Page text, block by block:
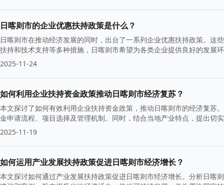
日喀则市的企业优惠扶持政策是什么？
日喀则市在推动经济发展的同时，出台了一系列企业优惠扶持政策。
扶持和技术支持等多种措施，日喀则市希望为各类企业提供良好的发展
2025-11-24
如何利用企业扶持资金政策推动日喀则市经济复苏？
本文探讨了如何有效利用企业扶持资金政策，推动日喀则市的经济复苏
金申请流程、项目选择及管理机制。同时，结合当地产业特点，提出切
2025-11-19
如何运用产业发展扶持政策促进日喀则市经济增长？
本文探讨如何通过产业发展扶持政策促进日喀则市经济增长。分析日喀